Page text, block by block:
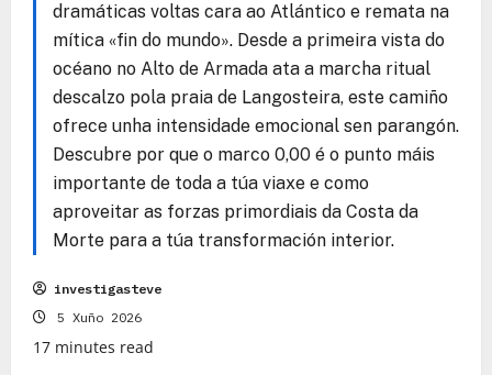
dramáticas voltas cara ao Atlántico e remata na
mítica «fin do mundo». Desde a primeira vista do
océano no Alto de Armada ata a marcha ritual
descalzo pola praia de Langosteira, este camiño
ofrece unha intensidade emocional sen parangón.
Descubre por que o marco 0,00 é o punto máis
importante de toda a túa viaxe e como
aproveitar as forzas primordiais da Costa da
Morte para a túa transformación interior.
investigasteve
5 Xuño 2026
17 minutes read